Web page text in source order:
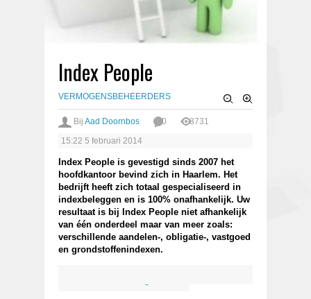
Index People
VERMOGENSBEHEERDERS
Bij Aad Doornbos 0
3731
15:22 5 februari 2014
Index People is gevestigd sinds 2007 het
hoofdkantoor bevind zich in Haarlem. Het
bedrijft heeft zich totaal gespecialiseerd in
indexbeleggen en is 100% onafhankelijk. Uw
resultaat is bij Index People niet afhankelijk
van één onderdeel maar van meer zoals:
verschillende aandelen-, obligatie-, vastgoed
en grondstoffenindexen.